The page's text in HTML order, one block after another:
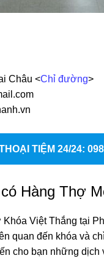
Châu <Chỉ đường>
TIỆM 24/24:
Hàng Thợ
Việt Thắng tại
quan đến khóa và
cho bạn những